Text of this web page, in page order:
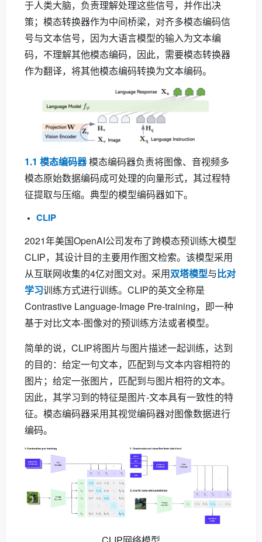
于人类大脑，负责理解处理这些信号，并作出决
策；模态转换器作为中间桥梁，对齐多模态编码信
号与文本信号，因为大语言模型的输入为文本编
码，不理解其他模态编码，因此，需要模态转换器
作为翻译，将其他模态编码转换为文本编码。
1.1 模态编码器模态编码器负责将图像、音视频多
模态原始数据编码成可处理的向量形式，其过程特
征提取与压缩。典型的模型编码器如下。
CLIP
2021年美国OpenAI公司发布了跨模态预训练大模型
CLIP，其设计目的主要用作图文检索。该模型采用
从互联网收集的4亿对图文对。采用 双塔模型与 比对
学习训练方式进行训练。CLIP的英文全称是
Contrastive Language-Image Pre-training，即一种
基于对比文本-图像对的预训练方法或者模型。
简单的说，CLIP将图片与图片描述一起训练，达到
的目的：给定一句文本，匹配到与文本内容相符的
图片；给定一张图片，匹配到与图片相符的文本。
因此，其学习到的特征是图片-文本具有一致性的特
征。模态编码器采用其视觉编码器对图像数据进行
编码。
CLIP网络模型